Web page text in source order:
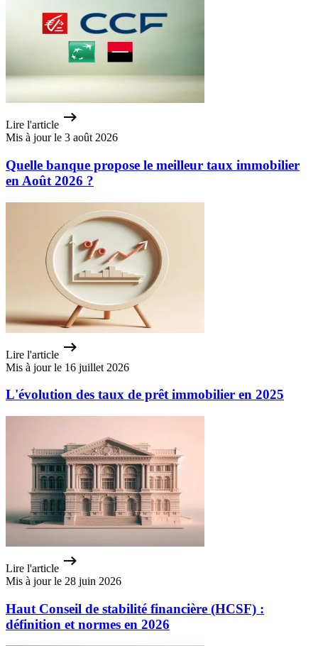
Lire l'article
Mis à jour le 3 août 2026
Quelle banque propose le meilleur taux immobilier
en Août 2026 ?
Lire l'article
Mis à jour le 16 juillet 2026
L'évolution des taux de prêt immobilier en 2025
Lire l'article
Mis à jour le 28 juin 2026
Haut Conseil de stabilité financière (HCSF) :
définition et normes en 2026